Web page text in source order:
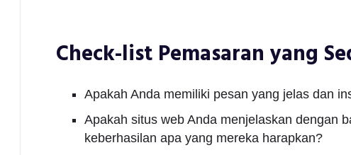
Check-list Pemasaran yang
Apakah Anda memiliki pesan yang jelas dan
Apakah situs web Anda menjelaskan dengan
keberhasilan apa yang mereka harapkan?